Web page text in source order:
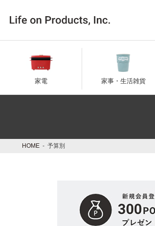
プ
動
家電 家事・生活雑貨
HOME 予算別